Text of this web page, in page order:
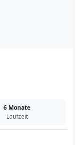
6 Monate
Laufzeit